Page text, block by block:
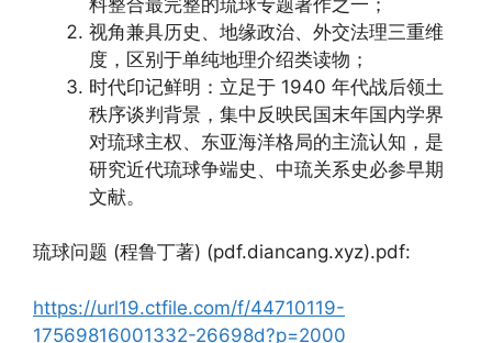
视角兼具历史、地缘政治、外交法理三重维
度，区别于单纯地理介绍类读物；
时代印记鲜明：立足于 1940 年代战后领土
秩序谈判背景，集中反映民国末年国内学界
对琉球主权、东亚海洋格局的主流认知，是
研究近代琉球争端史、中琉关系史必参早期
文献。
琉球问题 (程鲁丁著) (pdf.diancang.xyz).pdf:
https://url19.ctfile.com/f/44710119-
17569816001332-26698d?p=2000